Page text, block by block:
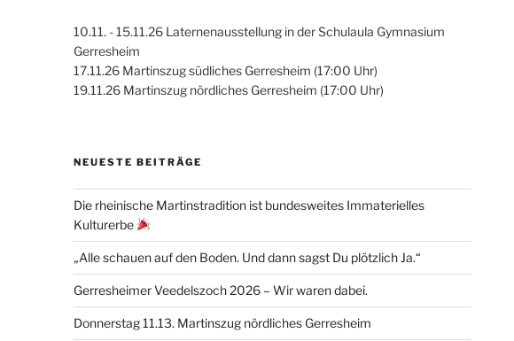
10.11. - 15.11.26 Laternenausstellung in der Schulaula Gymnasium
Gerresheim
17.11.26 Martinszug südliches Gerresheim (17:00 Uhr)
19.11.26 Martinszug nördliches Gerresheim (17:00 Uhr)
NEUESTE BEITRÄGE
Die rheinische Martinstradition ist bundesweites Immaterielles
Kulturerbe
„Alle schauen auf den Boden. Und dann sagst Du plötzlich Ja.“
Gerresheimer Veedelszoch 2026 – Wir waren dabei.
Donnerstag 11.13. Martinszug nördliches Gerresheim